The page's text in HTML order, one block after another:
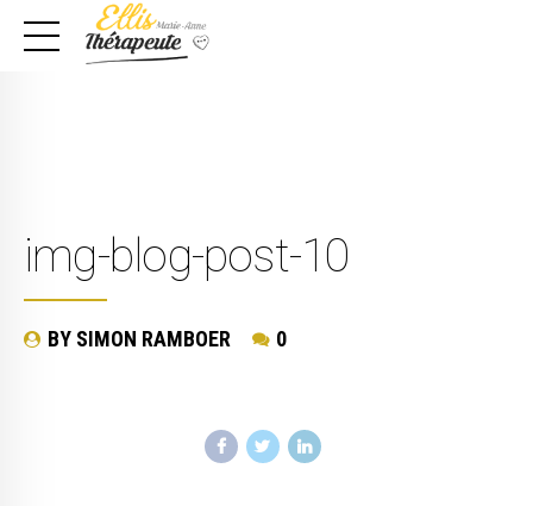
img-blog-post-10
BY SIMON RAMBOER 0